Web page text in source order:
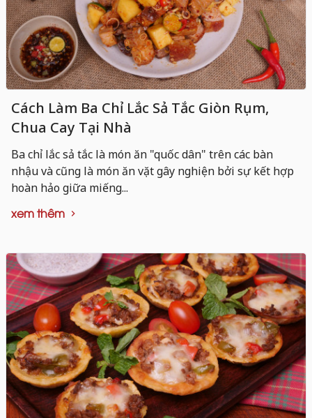
Cách Làm Ba Chỉ Lắc Sả Tắc Giòn Rụm,
Chua Cay Tại Nhà
Ba chỉ lắc sả tắc là món ăn "quốc dân" trên các bàn
nhậu và cũng là món ăn vặt gây nghiện bởi sự kết hợp
hoàn hảo giữa miếng...
xem thêm